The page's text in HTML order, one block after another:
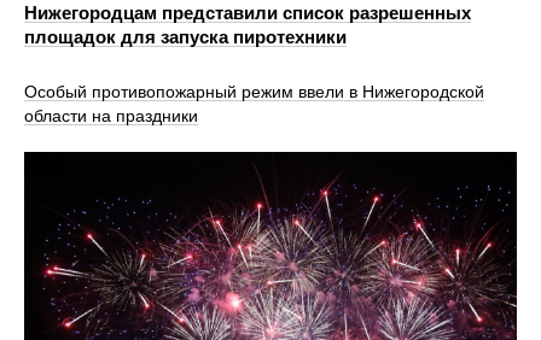
Нижегородцам представили список разрешенных
площадок для запуска пиротехники
Особый противопожарный режим ввели в Нижегородской
области на праздники